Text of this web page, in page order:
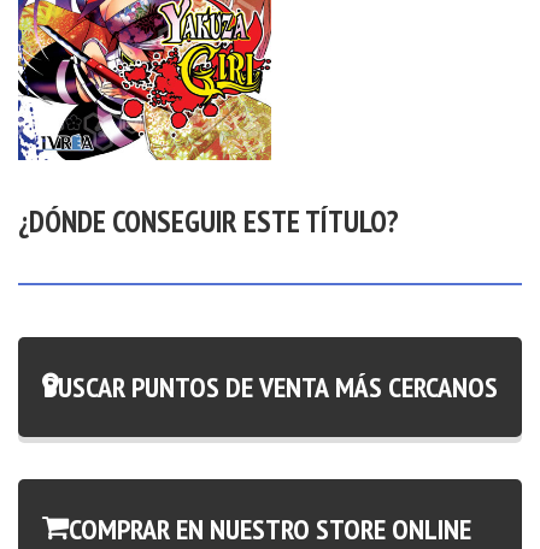
¿DÓNDE CONSEGUIR ESTE TÍTULO?
BUSCAR PUNTOS DE VENTA MÁS CERCANOS
COMPRAR EN NUESTRO STORE ONLINE